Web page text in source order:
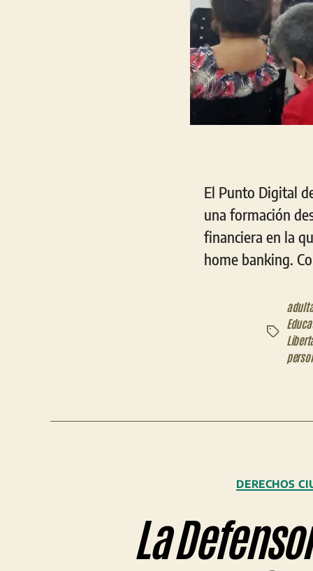
El Punto Digital
una formación
financiera en la
home banking.
Etiquetas
DERECHOS
La